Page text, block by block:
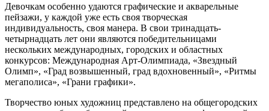
Девочкам особенно удаются графические и акварельные
пейзажи, у каждой уже есть своя творческая
индивидуальность, своя манера. В свои тринадцать-
четырнадцать лет они являются победительницами
нескольких международных, городских и областных
конкурсов: Международная Арт-Олимпиада, «Звездный
Олимп», «Град возвышенный, град вдохновенный», «Ритмы
мегаполиса», «Грани графики».
Творчество юных художниц представлено на общегородских